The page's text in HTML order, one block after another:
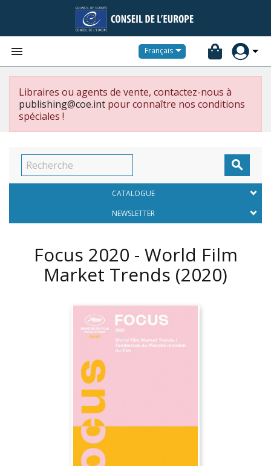
 Français
Libraires ou agents de vente, contactez-nous à
publishing@coe.int pour connaître nos conditions
spéciales !

CATALOGUE
NEWSLETTER
Focus 2020 - World Film
Market Trends (2020)